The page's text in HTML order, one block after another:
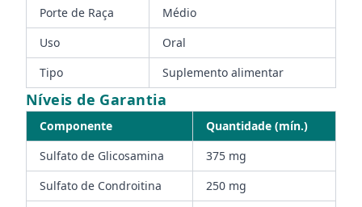
Porte de Raça
Médio
Uso
Oral
Tipo
Suplemento alimentar
Níveis de Garantia
Componente
Quantidade (mín.)
Sulfato de Glicosamina
375 mg
Sulfato de Condroitina
250 mg